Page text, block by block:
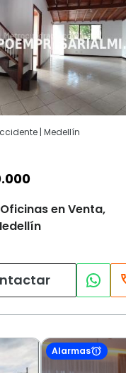
| Medellín
en Venta,
Alarmas